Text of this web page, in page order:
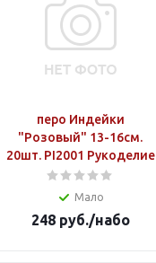
перо Индейки
"Розовый" 13-16см.
20шт. PI2001 Рукоделие
Мало
248руб./набо